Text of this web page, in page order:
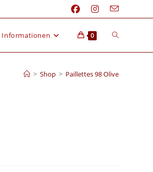
Informationen 0
> Shop > Paillettes 98 Olive